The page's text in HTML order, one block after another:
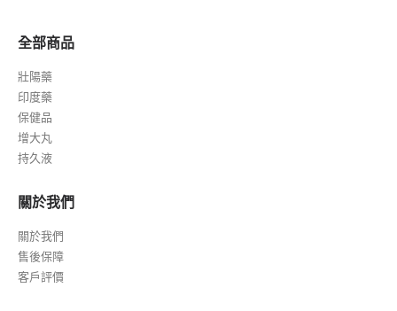
全部商品
壯陽藥
印度藥
保健品
增大丸
關於我們
關於我們
售後保障